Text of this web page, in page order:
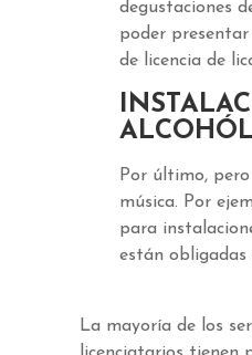
degustaciones
poder
de licencia de
Por último,
música. Por
para
están obligadas
La mayoría de los